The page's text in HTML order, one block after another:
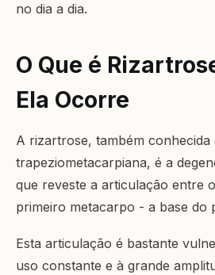
no dia a dia.
O Que é
Ela Ocorre
A rizartrose, também
trapeziometacarpiana, é a
que reveste a articulação entre
primeiro metacarpo - a base do
Esta articulação é bastante
uso constante e à grande